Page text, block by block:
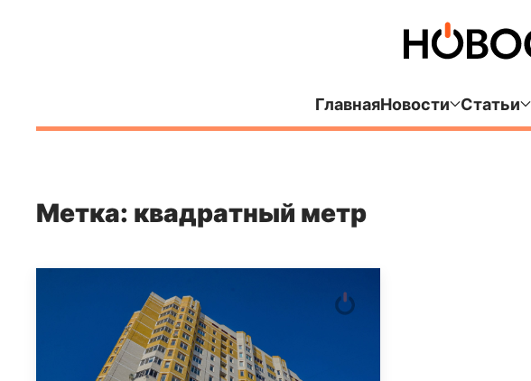
ГлавнаяНовости Статьи
Метка: квадратный метр